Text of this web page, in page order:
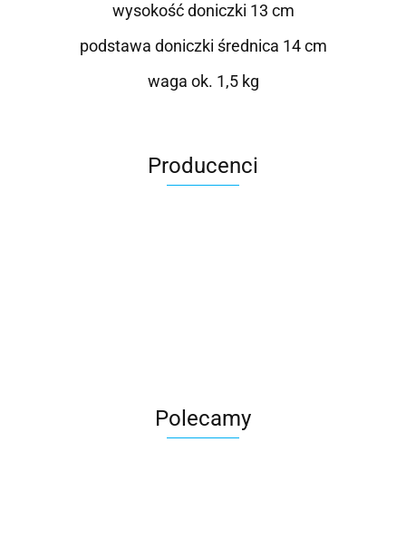
wysokość doniczki 13 cm
podstawa doniczki średnica 14 cm
waga ok. 1,5 kg
Producenci
Polecamy